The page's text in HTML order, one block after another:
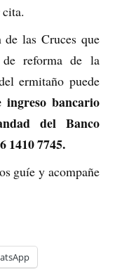
las Cruces que
reforma de la
ermitaño puede
bancario
del Banco
1410 7745.
guíe y acompañe